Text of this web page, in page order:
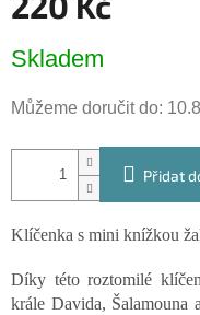
cena:
Skladem
Můžeme doručit do:
Přidat
Klíčenka s mini knížkou
Díky této roztomilé
krále Davida, Šalamouna